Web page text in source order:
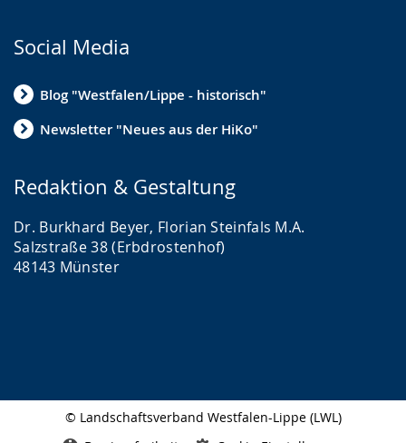
Social Media
Blog "Westfalen/Lippe - historisch"
Newsletter "Neues aus der HiKo"
Redaktion & Gestaltung
Dr. Burkhard Beyer, Florian Steinfals M.A.
Salzstraße 38 (Erbdrostenhof)
48143 Münster
© Landschaftsverband Westfalen-Lippe (LWL)